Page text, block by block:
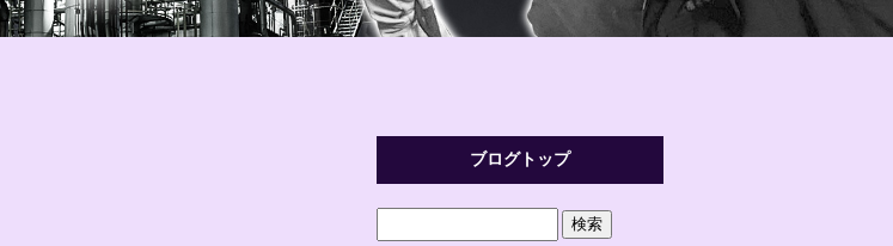
ブログトップ